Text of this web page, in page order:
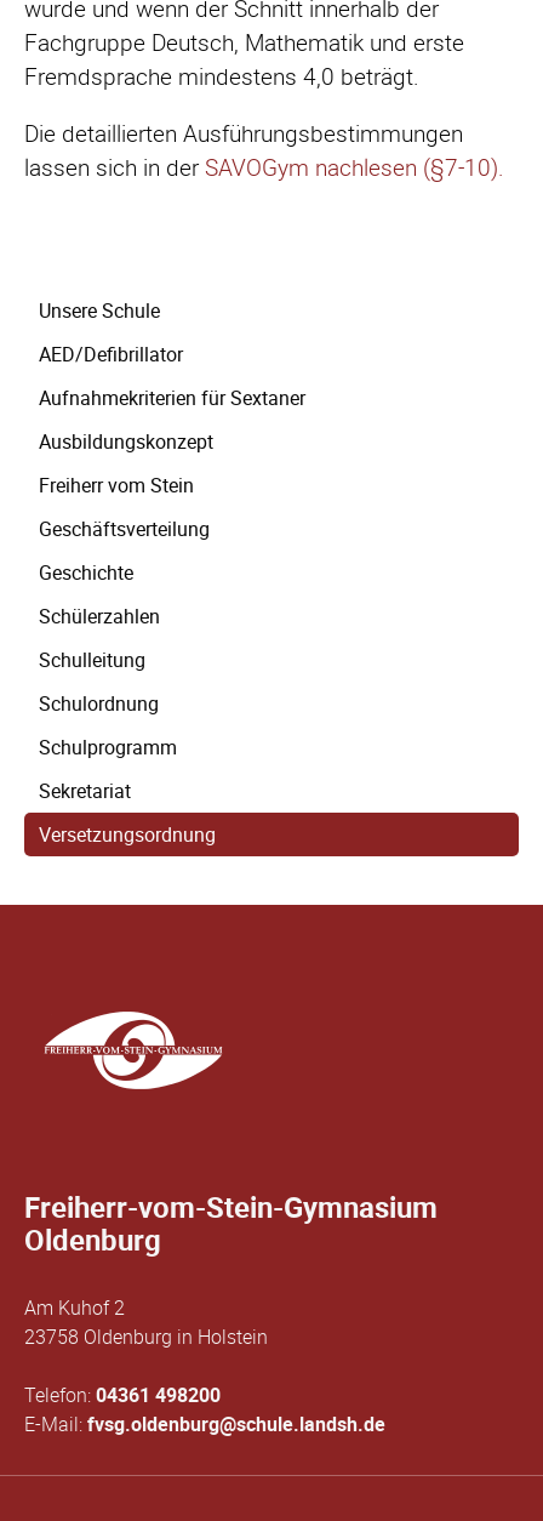
wurde und wenn der Schnitt innerhalb der
Fachgruppe Deutsch, Mathematik und erste
Fremdsprache mindestens 4,0 beträgt.
Die detaillierten Ausführungsbestimmungen
lassen sich in derSAVOGym nachlesen (§7-10).
überspringen
Unsere Schule
AED/Defibrillator
Aufnahmekriterien für Sextaner
Ausbildungskonzept
Freiherr vom Stein
Geschäftsverteilung
Geschichte
Schülerzahlen
Schulleitung
Schulordnung
Schulprogramm
Sekretariat
Versetzungsordnung
Freiherr-vom-Stein-Gymnasium
Oldenburg
Am Kuhof 2
23758 Oldenburg in Holstein
Telefon:04361 498200
E-Mail:fvsg.oldenburg@schule.landsh.de